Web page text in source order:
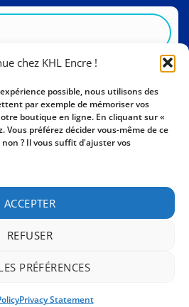
chez KHL Encre !
possible, nous utilisons des
par exemple de mémoriser vos
boutique en ligne. En cliquant sur «
Vous préférez décider vous-même de ce
? Il vous suffit d'ajuster vos
ACCEPTER
REFUSER
PRÉFÉRENCES
Privacy Statement
Kempische Steenweg 274
BE0862447190